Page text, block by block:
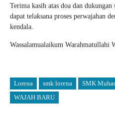
Terima kasih atas doa dan
dapat telaksana proses perwajahan
kendala.
Wassalamualaikum Warahmatullahi
Lorena smk lorena
SMK
WAJAH BARU